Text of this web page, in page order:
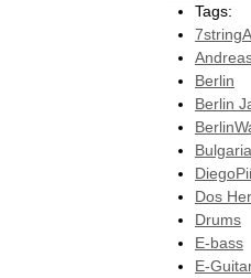
Tags:
Berlin
Berlin
Bulgaria
Dos
Drums
E-bass
E-